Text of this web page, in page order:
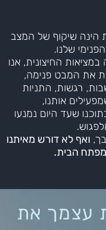
הינה שיקוף של המצב
שלנו.
החיצונית, אנו
את המבט פנימה,
רגשות, התניות
אותנו,
שעד היום נמנעו
ואף לא דורש מאיתנו
הבית.
עצמך את